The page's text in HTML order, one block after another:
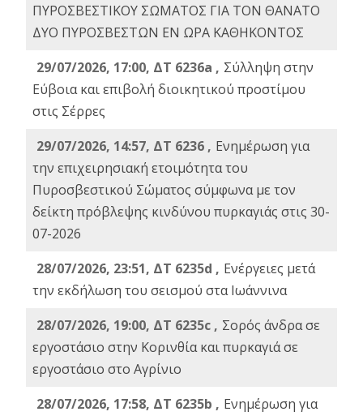
ΠΥΡΟΣΒΕΣΤΙΚΟΥ ΣΩΜΑΤΟΣ ΓΙΑ ΤΟΝ ΘΑΝΑΤΟ
ΔΥΟ ΠΥΡΟΣΒΕΣΤΩΝ ΕΝ ΩΡΑ ΚΑΘΗΚΟΝΤΟΣ
29/07/2026, 17:00, ΔΤ 6236a , Σύλληψη στην
Εύβοια και επιβολή διοικητικού προστίμου
στις Σέρρες
29/07/2026, 14:57, ΔΤ 6236 , Ενημέρωση για
την επιχειρησιακή ετοιμότητα του
Πυροσβεστικού Σώματος σύμφωνα με τον
δείκτη πρόβλεψης κινδύνου πυρκαγιάς στις 30-
07-2026
28/07/2026, 23:51, ΔΤ 6235d , Ενέργειες μετά
την εκδήλωση του σεισμού στα Ιωάννινα
28/07/2026, 19:00, ΔΤ 6235c , Σορός άνδρα σε
εργοστάσιο στην Κορινθία και πυρκαγιά σε
εργοστάσιο στο Αγρίνιο
28/07/2026, 17:58, ΔΤ 6235b , Ενημέρωση για